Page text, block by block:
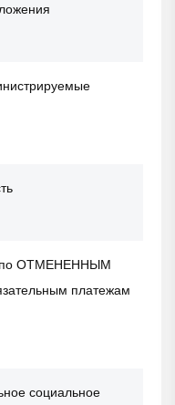
по ОТМЕНЕННЫМ
платежам
социальное